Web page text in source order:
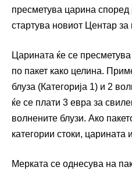
пресметува царина според
стартува новиот Центар
Царината ќе се пресметува
по пакет како целина.
блуза (Категорија 1) и 2
ќе се плати 3 евра за
волнените блузи. Ако
категории стоки, царината
Мерката се однесува на